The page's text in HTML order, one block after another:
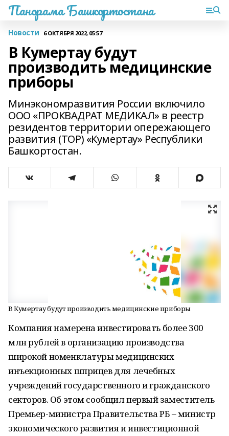
Панорама Башкортостана
Новости 6 ОКТЯБРЯ 2022, 05:57
В Кумертау будут
производить медицинские
приборы
Минэкономразвития России включило
ООО «ПРОКВАДРАТ МЕДИКАЛ» в реестр
резидентов территории опережающего
развития (ТОР) «Кумертау» Республики
Башкортостан.
В Кумертау будут производить медицинские приборы
Компания намерена инвестировать более 300
млн рублей в организацию производства
широкой номенклатуры медицинских
инъекционных шприцев для лечебных
учреждений государственного и гражданского
секторов. Об этом сообщил первый заместитель
Премьер-министра Правительства РБ – министр
экономического развития и инвестиционной